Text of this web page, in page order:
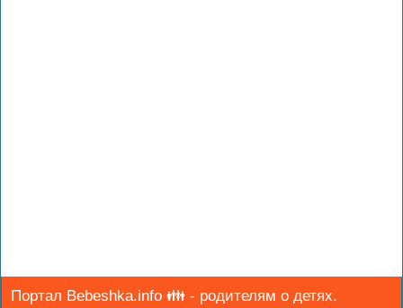
Портал Bebeshka.info 👪 - родителям о детях.